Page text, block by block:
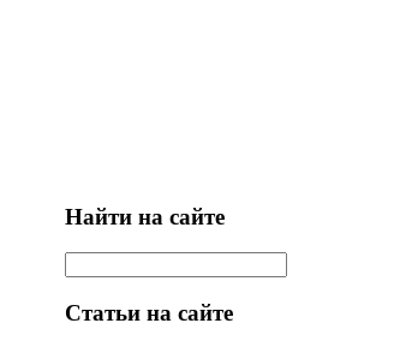
Найти на сайте
Статьи на сайте